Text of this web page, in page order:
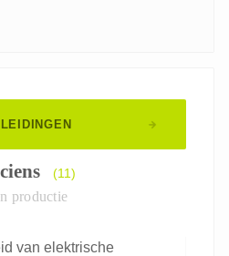
(11)
productie
van elektrische